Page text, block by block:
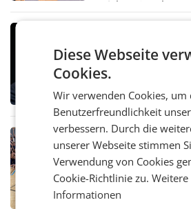
Pilnacek, auf
Stiftungsrat
den SN gegen
Mehrere Themen
die vom neuen ORF-
vorgeschlagenen
Direktionen
RETAIL
Bipa unterstützt
Sommercamps im
Bereits zum zweiten
Kids“. Während der
Diese Webseite
Cookies.
Wir verwenden Cookies, um
Benutzerfreundlichkeit
verbessern. Durch die
unserer Webseite stimmen
Verwendung von Cookies
Cookie-Richtlinie zu.Weitere
Informationen